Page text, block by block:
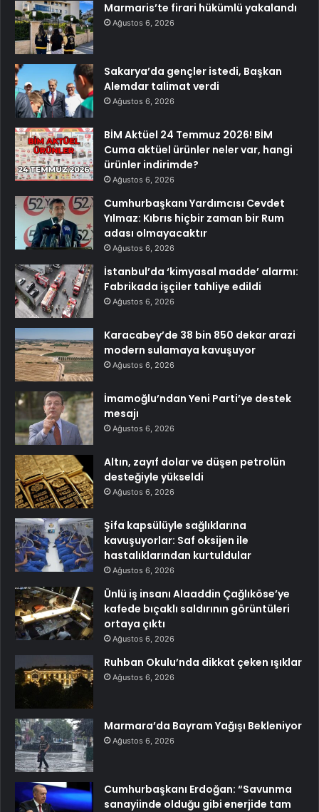
Marmaris’te firari hükümlü yakalandı
Ağustos 6, 2026
Sakarya’da gençler istedi, Başkan
Alemdar talimat verdi
Ağustos 6, 2026
BİM Aktüel 24 Temmuz 2026! BİM
Cuma aktüel ürünler neler var, hangi
ürünler indirimde?
Ağustos 6, 2026
Cumhurbaşkanı Yardımcısı Cevdet
Yılmaz: Kıbrıs hiçbir zaman bir Rum
adası olmayacaktır
Ağustos 6, 2026
İstanbul’da ‘kimyasal madde’ alarmı:
Fabrikada işçiler tahliye edildi
Ağustos 6, 2026
Karacabey’de 38 bin 850 dekar arazi
modern sulamaya kavuşuyor
Ağustos 6, 2026
İmamoğlu’ndan Yeni Parti’ye destek
mesajı
Ağustos 6, 2026
Altın, zayıf dolar ve düşen petrolün
desteğiyle yükseldi
Ağustos 6, 2026
Şifa kapsülüyle sağlıklarına
kavuşuyorlar: Saf oksijen ile
hastalıklarından kurtuldular
Ağustos 6, 2026
Ünlü iş insanı Alaaddin Çağlıköse’ye
kafede bıçaklı saldırının görüntüleri
ortaya çıktı
Ağustos 6, 2026
Ruhban Okulu’nda dikkat çeken ışıklar
Ağustos 6, 2026
Marmara’da Bayram Yağışı Bekleniyor
Ağustos 6, 2026
Cumhurbaşkanı Erdoğan: “Savunma
sanayiinde olduğu gibi enerjide tam